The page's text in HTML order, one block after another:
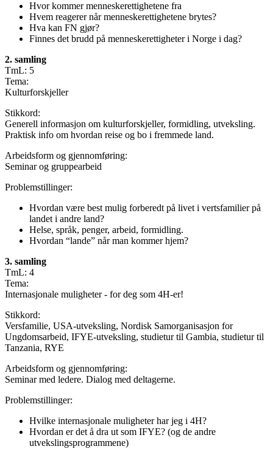
Hvor kommer menneskerettighetene fra
Hvem reagerer når menneskerettighetene brytes?
Hva kan FN gjør?
Finnes det brudd på menneskerettigheter i Norge i dag?
2. samling
TmL: 5
Tema:
Kulturforskjeller
Stikkord:
Generell informasjon om kulturforskjeller, formidling, utveksling.
Praktisk info om hvordan reise og bo i fremmede land.
Arbeidsform og gjennomføring:
Seminar og gruppearbeid
Problemstillinger:
Hvordan være best mulig forberedt på livet i vertsfamilier på
landet i andre land?
Helse, språk, penger, arbeid, formidling.
Hvordan “lande” når man kommer hjem?
3. samling
TmL: 4
Tema:
Internasjonale muligheter - for deg som 4H-er!
Stikkord:
Versfamilie, USA-utveksling, Nordisk Samorganisasjon for
Ungdomsarbeid, IFYE-utveksling, studietur til Gambia, studietur til
Tanzania, RYE
Arbeidsform og gjennomføring:
Seminar med ledere. Dialog med deltagerne.
Problemstillinger:
Hvilke internasjonale muligheter har jeg i 4H?
Hvordan er det å dra ut som IFYE? (og de andre
utvekslingsprogrammene)